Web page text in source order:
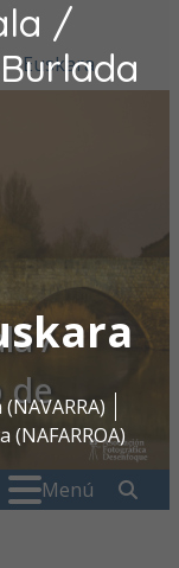
/
Euskara
/
de
Menú